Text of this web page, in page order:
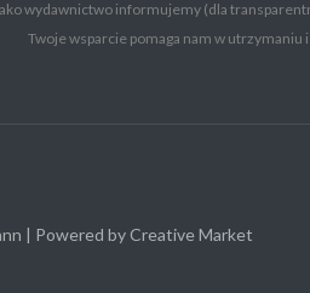
wydawnictwo informujemy (dla
Twoje wsparcie pomaga nam w
| Powered byCreative Market